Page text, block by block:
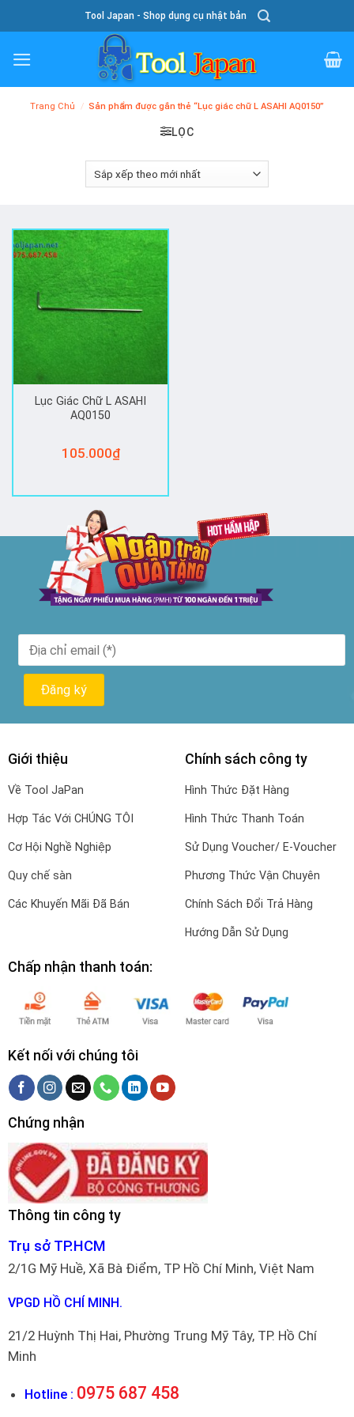
To
Content
Tool Japan - Shop dụng cụ nhật bản
Trang Chủ / Sản phẩm được gắn thẻ “Lục giác chữ L ASAHI AQ0150”
LỌC
Lục Giác Chữ L ASAHI
AQ0150
105.000₫
Giới thiệu
Về Tool JaPan
Hợp Tác Với CHÚNG TÔI
Cơ Hội Nghề Nghiệp
Quy chế sàn
Các Khuyến Mãi Đã Bán
Chính sách công ty
Hình Thức Đặt Hàng
Hình Thức Thanh Toán
Sử Dụng Voucher/ E-Voucher
Phương Thức Vận Chuyên
Chính Sách Đổi Trả Hàng
Hướng Dẫn Sử Dụng
Chấp nhận thanh toán:
Kết nối với chúng tôi
Chứng nhận
Thông tin công ty
Trụ sở TP.HCM
2/1G Mỹ Huề, Xã Bà Điểm, TP Hồ Chí Minh, Việt Nam
VPGD HỒ CHÍ MINH.
21/2 Huỳnh Thị Hai, Phường Trung Mỹ Tây, TP. Hồ Chí
Minh
Hotline : 0975 687 458